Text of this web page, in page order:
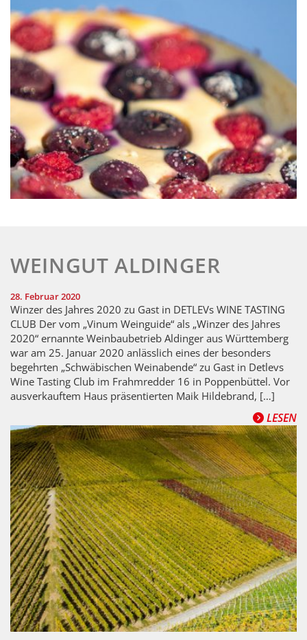
WEINGUT ALDINGER
28. Februar 2020
Winzer des Jahres 2020 zu Gast in DETLEVs WINE TASTING
CLUB Der vom „Vinum Weinguide“ als „Winzer des Jahres
2020“ ernannte Weinbaubetrieb Aldinger aus Württemberg
war am 25. Januar 2020 anlässlich eines der besonders
begehrten „Schwäbischen Weinabende“ zu Gast in Detlevs
Wine Tasting Club im Frahmredder 16 in Poppenbüttel. Vor
ausverkauftem Haus präsentierten Maik Hildebrand, […]
LESEN